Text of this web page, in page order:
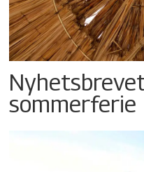
sommerferie